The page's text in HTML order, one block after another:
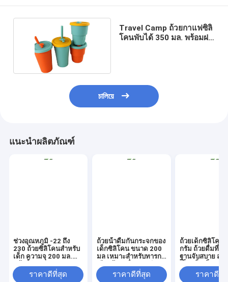
Travel Camp ถ้วยกาแฟซิลิ
โคนพับได้ 350 มล. พร้อมฝา
চালিয়ে
แนะนำผลิตภัณฑ์
ช่วงอุณหภูมิ -22 ถึง
230 ถ้วยซิลิโคนสำหรับ
เด็ก ความจุ 200 มล.
สำหรับเครื่องดื่มร้อน
และเย็น
ราคาดีที่สุด
ถ้วยน้ําดื่มกันกระจกของ
เด็กซิลิโคน ขนาด 200
มล เหมาะสําหรับทารกที่
ราคาดีที่สุด
ถ้วยเด็กซิลิโคน
กรัม ถ้วยดื่มที่ไม่
ฐานจับสบาย สํา
ปฐมวัยราคาดีที่